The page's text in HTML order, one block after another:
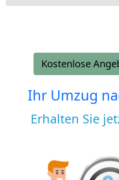
Kostenlose
Ihr Umzug
Erhalten Sie